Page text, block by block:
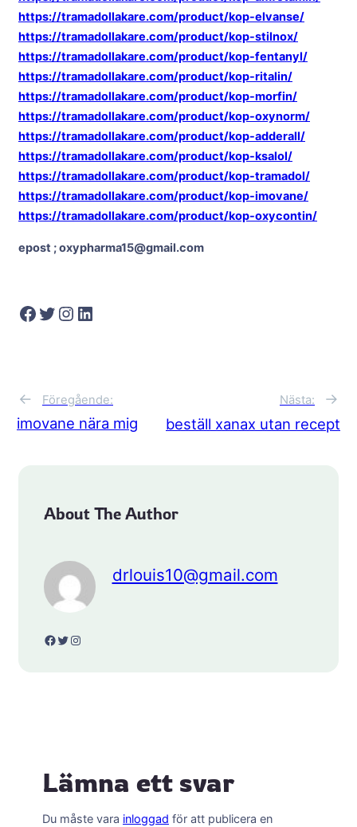
https://tramadollakare.com/product/kop-elvanse/
https://tramadollakare.com/product/kop-stilnox/
https://tramadollakare.com/product/kop-fentanyl/
https://tramadollakare.com/product/kop-ritalin/
https://tramadollakare.com/product/kop-morfin/
https://tramadollakare.com/product/kop-oxynorm/
https://tramadollakare.com/product/kop-adderall/
https://tramadollakare.com/product/kop-ksalol/
https://tramadollakare.com/product/kop-tramadol/
https://tramadollakare.com/product/kop-imovane/
https://tramadollakare.com/product/kop-oxycontin/
epost ; oxypharma15@gmail.com
Facebook Twitter Instagram LinkedIn
← Föregående:
imovane nära mig
Nästa:
beställ xanax utan recept
→
About The Author
drlouis10@gmail.com
Facebook Twitter Instagram
Lämna ett svar
Du måste vara inloggad för att publicera en